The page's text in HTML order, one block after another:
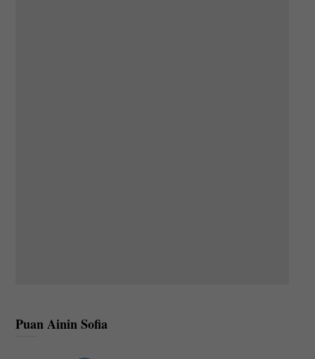
Puan Ainin Sofia